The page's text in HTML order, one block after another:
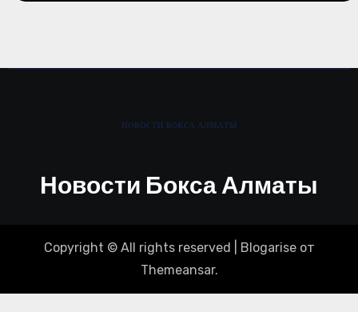
Новости Бокса Алматы
Copyright © All rights reserved Blogariseот
Themeansar.